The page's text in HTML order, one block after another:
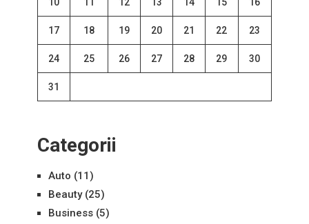
17 18 19 20 21 22 23
24 25 26 27 28 29 30
31
Categorii
Auto (11)
Beauty(25)
Business(5)